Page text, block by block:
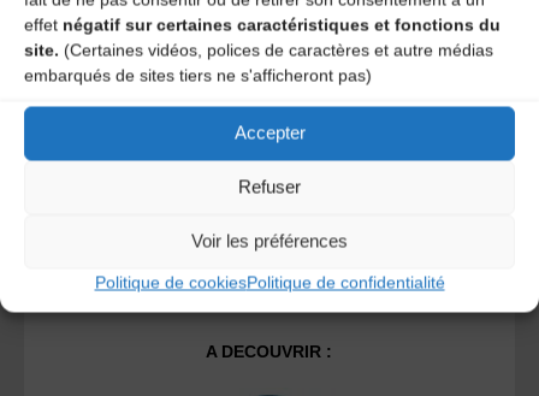
effet négatif sur certaines caractéristiques et fonctions du
site. (Certaines vidéos, polices de caractères et autre médias
embarqués de sites tiers ne s'afficheront pas)
Accepter
Refuser
Voir les préférences
Politique de cookiesPolitique de confidentialité
Ce site utilise Akismet pour réduire les indésirables.En
savoir plus sur la façon dont les données de vos
commentaires sont traitées.
A DECOUVRIR :